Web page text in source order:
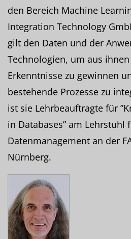
den Bereich Machine
Integration Technology
gilt den Daten und der
Technologien, um aus
Erkenntnisse zu gewinnen
bestehende Prozesse zu
ist sie Lehrbeauftragte für
in Databases” am Lehrstuhl
Datenmanagement an der
Nürnberg.